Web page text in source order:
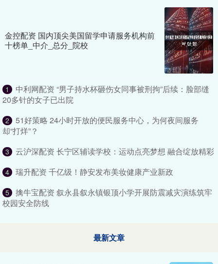
金控配资 国内顶尖美国留学申请服务机构前
十榜单_中介_总分_院校
1
中利网配资 “男子持水杯砸伤女同事被刑拘”后续：脸部缝
20多针的女子已出院
2
51好策略 24小时开放的便民服务中心，为何夜间服务
却“打烊”？
3 云沪深配资 长宁区辅读学校：运动点亮梦想 融合绽放精彩
4 瑞升配资 千亿级！静安发布美妆健康产业新政
5
擒牛宝配资 叙永县叙永镇银顶小学开展防震减灾演练筑牢
校园安全防线
最新文章